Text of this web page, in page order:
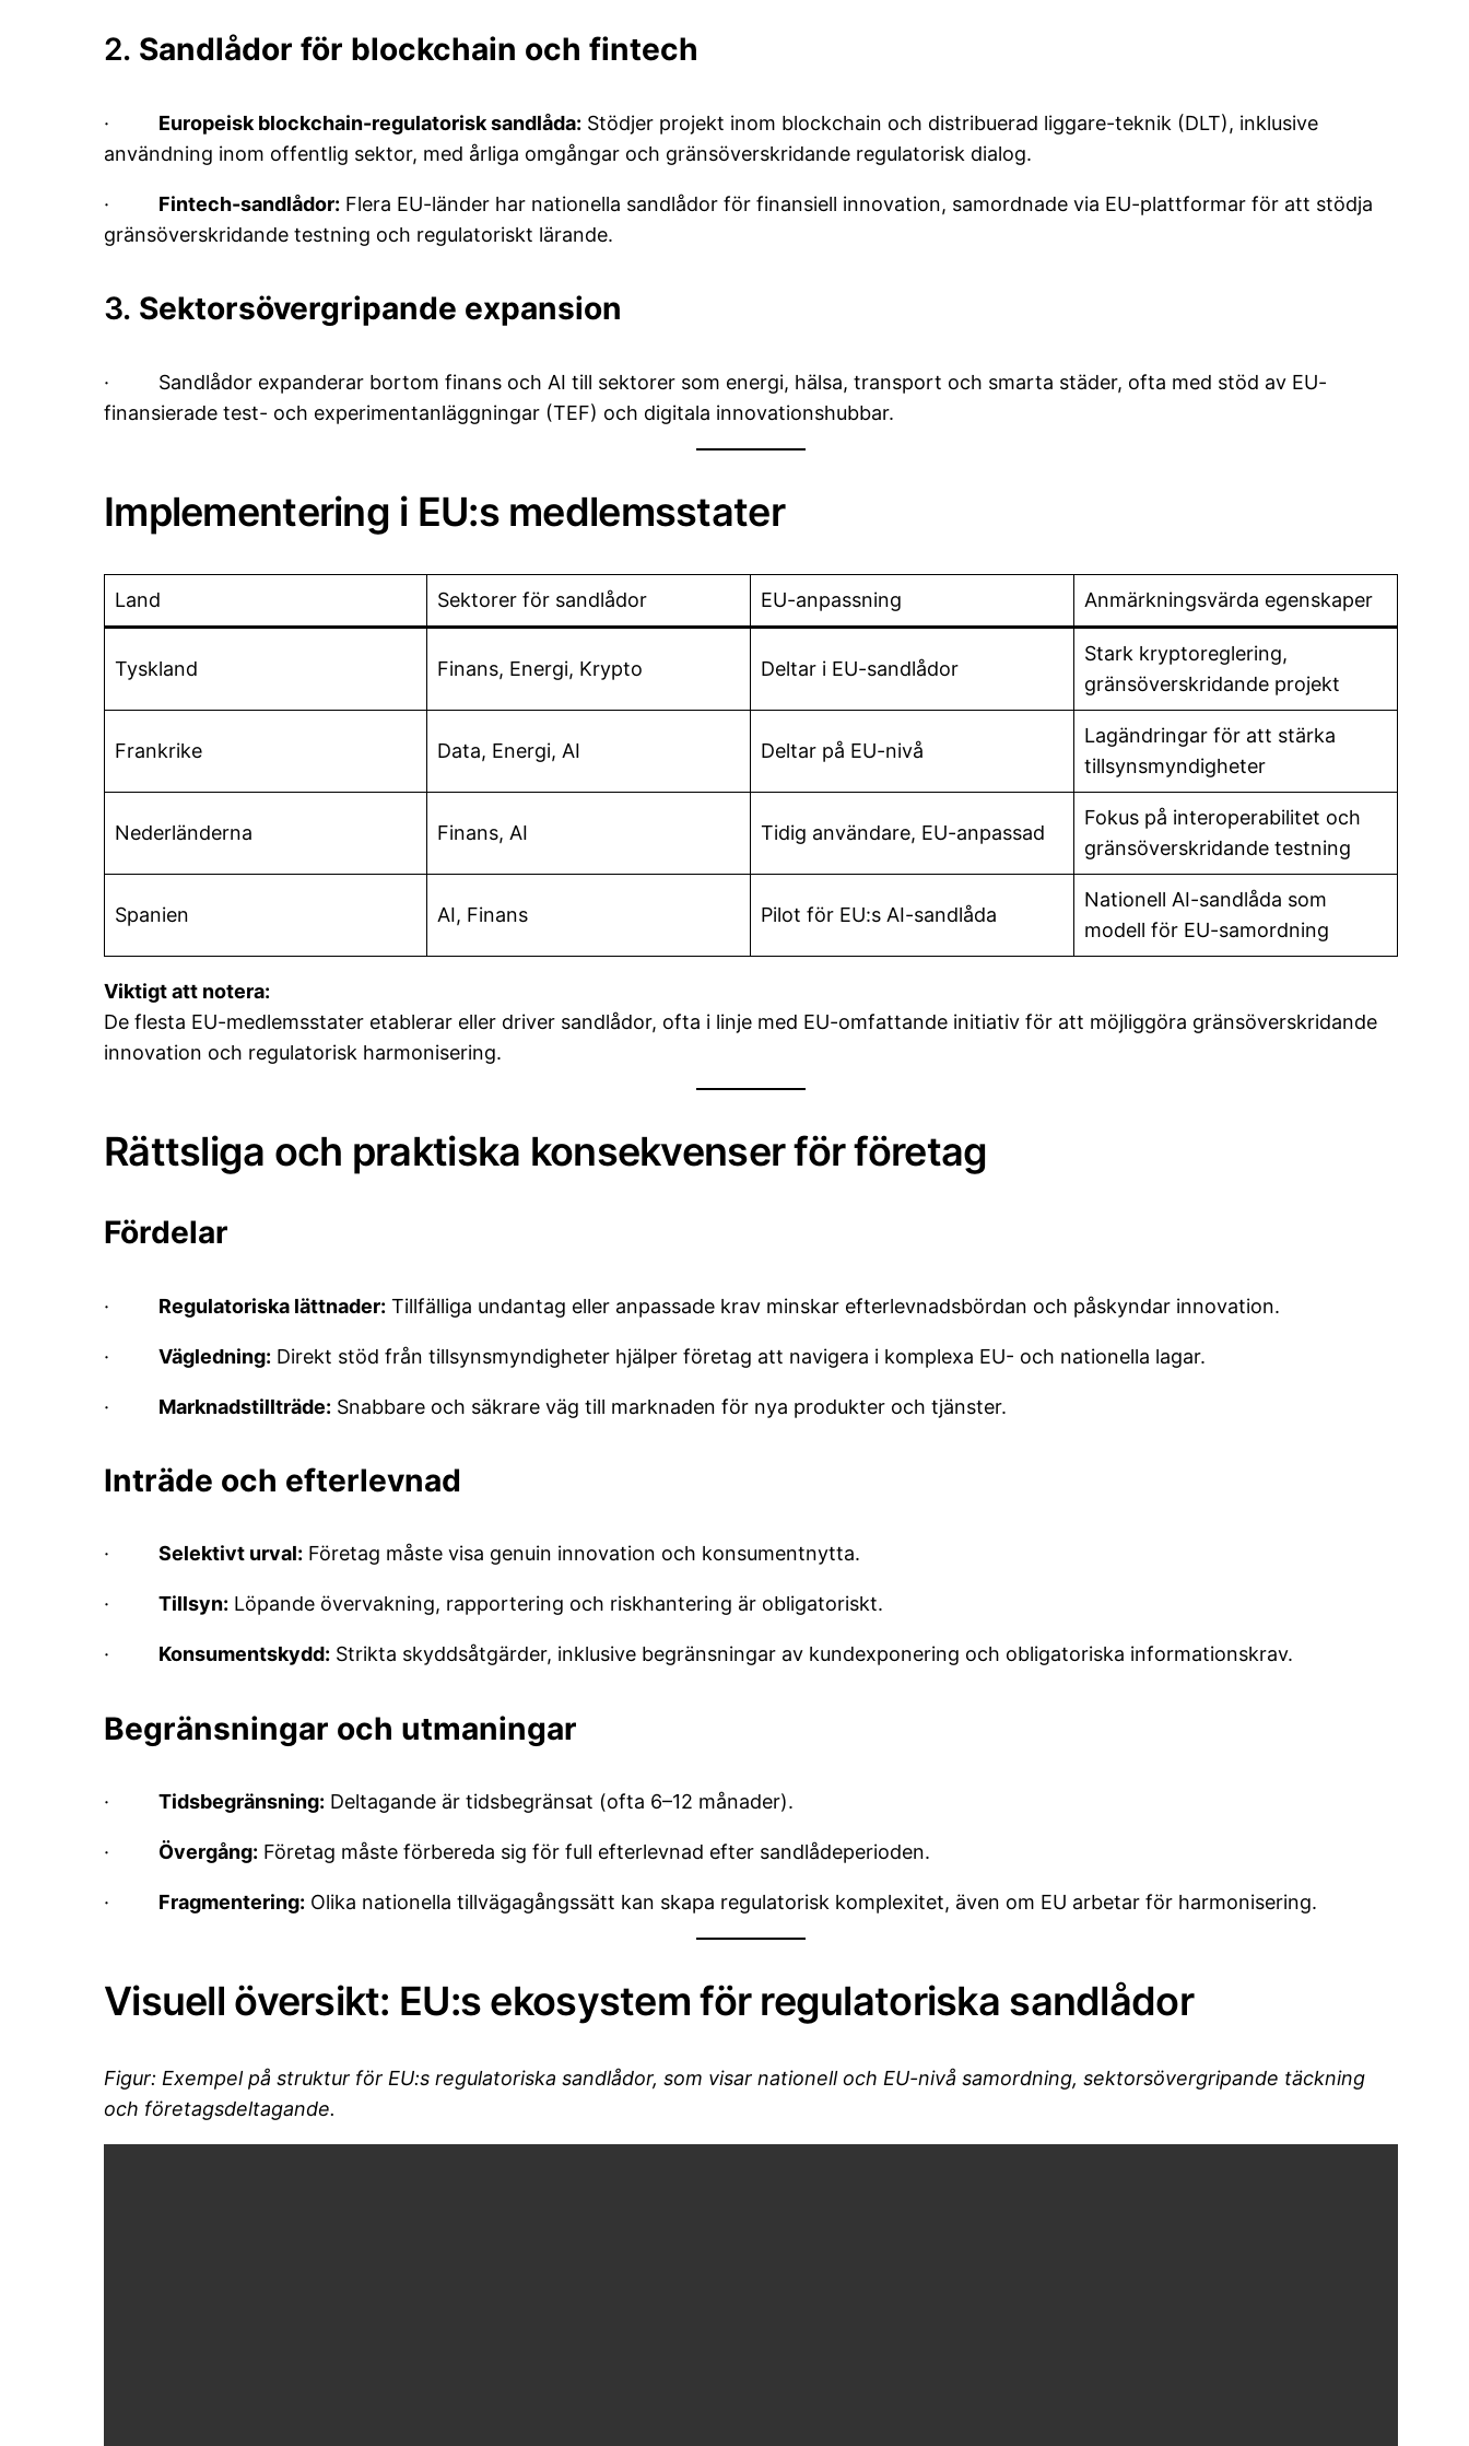
2. Sandlådor för blockchain och fintech
· Europeisk blockchain-regulatorisk sandlåda: Stödjer projekt inom blockchain och distribuerad liggare-teknik (DLT), inklusive
användning inom offentlig sektor, med årliga omgångar och gränsöverskridande regulatorisk dialog.
· Fintech-sandlådor: Flera EU-länder har nationella sandlådor för finansiell innovation, samordnade via EU-plattformar för att stödja
gränsöverskridande testning och regulatoriskt lärande.
3. Sektorsövergripande expansion
· Sandlådor expanderar bortom finans och AI till sektorer som energi, hälsa, transport och smarta städer, ofta med stöd av EU-
finansierade test- och experimentanläggningar (TEF) och digitala innovationshubbar.
Implementering i EU:s medlemsstater
Land Sektorer för sandlådor EU-anpassning Anmärkningsvärda egenskaper
Tyskland Finans, Energi, Krypto Deltar i EU-sandlådor
Stark kryptoreglering,
gränsöverskridande projekt
Frankrike Data, Energi, AI Deltar på EU-nivå
Lagändringar för att stärka
tillsynsmyndigheter
Nederländerna Finans, AI Tidig användare, EU-anpassad
Fokus på interoperabilitet och
gränsöverskridande testning
Spanien AI, Finans Pilot för EU:s AI-sandlåda
Nationell AI-sandlåda som
modell för EU-samordning
Viktigt att notera:
De flesta EU-medlemsstater etablerar eller driver sandlådor, ofta i linje med EU-omfattande initiativ för att möjliggöra gränsöverskridande
innovation och regulatorisk harmonisering.
Rättsliga och praktiska konsekvenser för företag
Fördelar
· Regulatoriska lättnader: Tillfälliga undantag eller anpassade krav minskar efterlevnadsbördan och påskyndar innovation.
· Vägledning: Direkt stöd från tillsynsmyndigheter hjälper företag att navigera i komplexa EU- och nationella lagar.
· Marknadstillträde: Snabbare och säkrare väg till marknaden för nya produkter och tjänster.
Inträde och efterlevnad
· Selektivt urval: Företag måste visa genuin innovation och konsumentnytta.
· Tillsyn: Löpande övervakning, rapportering och riskhantering är obligatoriskt.
· Konsumentskydd: Strikta skyddsåtgärder, inklusive begränsningar av kundexponering och obligatoriska informationskrav.
Begränsningar och utmaningar
· Tidsbegränsning: Deltagande är tidsbegränsat (ofta 6–12 månader).
· Övergång: Företag måste förbereda sig för full efterlevnad efter sandlådeperioden.
· Fragmentering: Olika nationella tillvägagångssätt kan skapa regulatorisk komplexitet, även om EU arbetar för harmonisering.
Visuell översikt: EU:s ekosystem för regulatoriska sandlådor
Figur: Exempel på struktur för EU:s regulatoriska sandlådor, som visar nationell och EU-nivå samordning, sektorsövergripande täckning
och företagsdeltagande.